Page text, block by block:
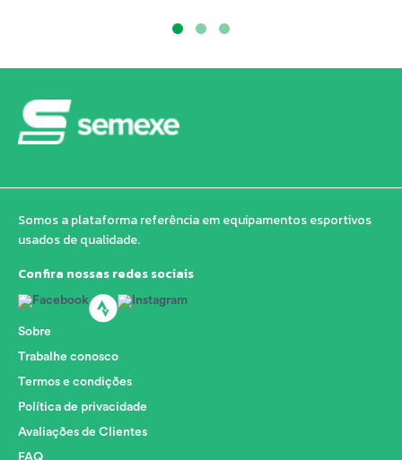
Somos a plataforma referência em equipamentos esportivos
usados de qualidade.
Confira nossas redes sociais
Sobre
Trabalhe conosco
Termos e condições
Política de privacidade
Avaliações de Clientes
FAQ